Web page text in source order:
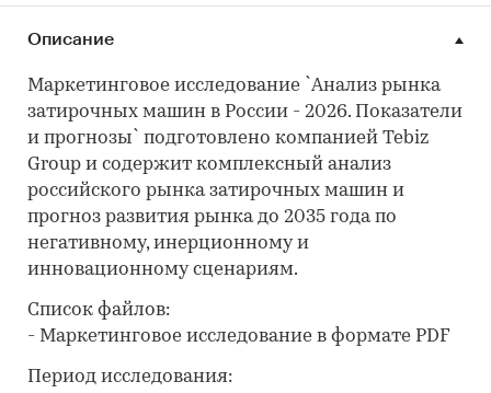
Описание
Маркетинговое исследование `Анализ рынка
затирочных машин в России - 2026. Показатели
и прогнозы` подготовлено компанией Tebiz
Group и содержит комплексный анализ
российского рынка затирочных машин и
прогноз развития рынка до 2035 года по
негативному, инерционному и
инновационному сценариям.
Список файлов:
- Маркетинговое исследование в формате PDF
Период исследования: